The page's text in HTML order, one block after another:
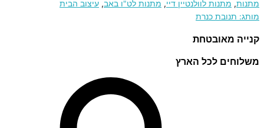
מתנות, מתנות לוולנטיין דיי, מתנות לט"ו באב, עיצוב הבית
מותג: תנובת כנרת
קנייה מאובטחת
משלוחים לכל הארץ